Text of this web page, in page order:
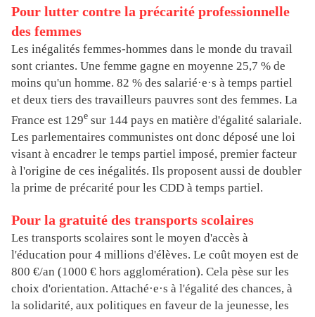
Pour lutter contre la précarité professionnelle
des femmes
Les inégalités femmes-hommes dans le monde du travail
sont criantes. Une femme gagne en moyenne 25,7 % de
moins qu'un homme. 82 % des salarié·e·s à temps partiel
et deux tiers des travailleurs pauvres sont des femmes. La
France est 129e sur 144 pays en matière d'égalité salariale.
Les parlementaires communistes ont donc déposé une loi
visant à encadrer le temps partiel imposé, premier facteur
à l'origine de ces inégalités. Ils proposent aussi de doubler
la prime de précarité pour les CDD à temps partiel.
Pour la gratuité des transports scolaires
Les transports scolaires sont le moyen d'accès à
l'éducation pour 4 millions d'élèves. Le coût moyen est de
800 €/an (1000 € hors agglomération). Cela pèse sur les
choix d'orientation. Attaché·e·s à l'égalité des chances, à
la solidarité, aux politiques en faveur de la jeunesse, les